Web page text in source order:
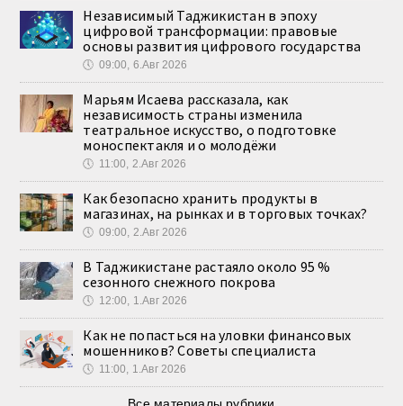
Независимый Таджикистан в эпоху
цифровой трансформации: правовые
основы развития цифрового государства
🕔 09:00, 6.Авг 2026
Марьям Исаева рассказала, как
независимость страны изменила
театральное искусство, о подготовке
моноспектакля и о молодёжи
🕔 11:00, 2.Авг 2026
Как безопасно хранить продукты в
магазинах, на рынках и в торговых точках?
🕔 09:00, 2.Авг 2026
В Таджикистане растаяло около 95 %
сезонного снежного покрова
🕔 12:00, 1.Авг 2026
Как не попасться на уловки финансовых
мошенников? Советы специалиста
🕔 11:00, 1.Авг 2026
Все материалы рубрики